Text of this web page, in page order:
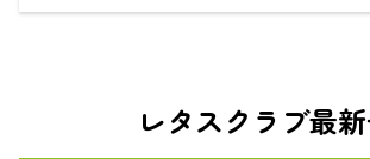
レタスクラブ最